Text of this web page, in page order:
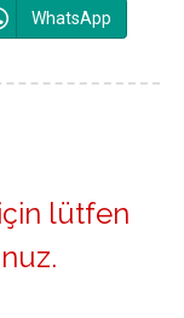
WhatsApp
lütfen
.